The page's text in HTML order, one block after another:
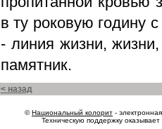
в ту роковую годину
- линия жизни,
памятник.
< назад
©Национальный колорит -
Техническую поддержку